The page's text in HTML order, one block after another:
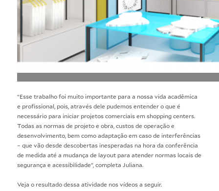
“Esse trabalho foi muito importante para a nossa vida acadêmica
e profissional, pois, através dele pudemos entender o que é
necessário para iniciar projetos comerciais em shopping centers.
Todas as normas de projeto e obra, custos de operação e
desenvolvimento, bem como adaptação em caso de interferências
– que vão desde descobertas inesperadas na hora da conferência
de medida até a mudança de layout para atender normas locais de
segurança e acessibilidade”, completa Juliana.
Veja o resultado dessa atividade nos vídeos a seguir.